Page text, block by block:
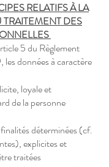
RELATIFS À LA
TRAITEMENT DES
5 du Règlement
données à caractère
loyale et
de la personne
déterminées (cf.
explicites et
traitées